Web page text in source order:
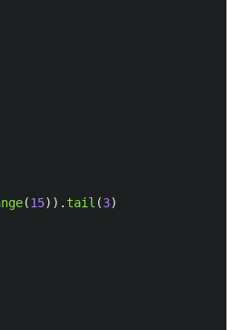
(15)). tail (3)